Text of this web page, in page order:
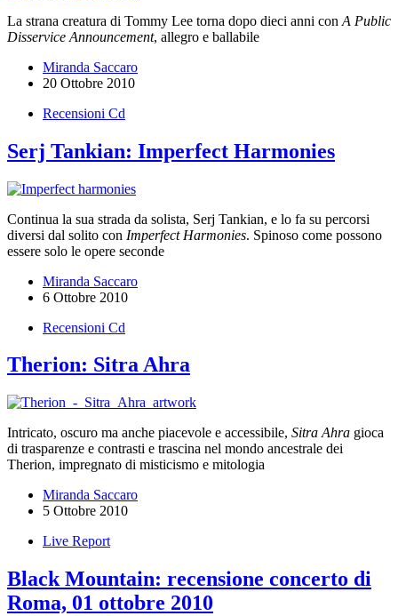
La strana creatura di Tommy Lee torna dopo dieci anni con A Public
Disservice Announcement, allegro e ballabile
Miranda Saccaro
20 Ottobre 2010
Recensioni Cd
Serj Tankian: Imperfect Harmonies
Continua la sua strada da solista, Serj Tankian, e lo fa su percorsi
diversi dal solito con Imperfect Harmonies. Spinoso come possono
essere solo le opere seconde
Miranda Saccaro
6 Ottobre 2010
Recensioni Cd
Therion: Sitra Ahra
Intricato, oscuro ma anche piacevole e accessibile, Sitra Ahra gioca
di trasparenze e contrasti e trascina nel mondo ancestrale dei
Therion, impregnato di misticismo e mitologia
Miranda Saccaro
5 Ottobre 2010
Live Report
Black Mountain: recensione concerto di
Roma, 01 ottobre 2010